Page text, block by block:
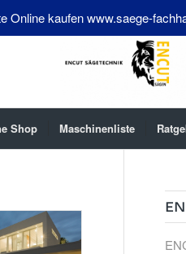
Online kaufen www.saege-
Shop Maschinenliste